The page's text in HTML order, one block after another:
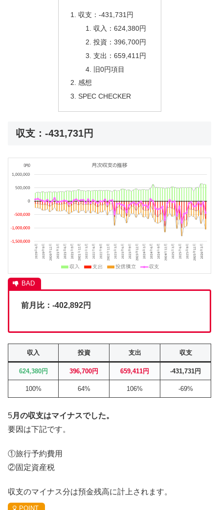
収支：-431,731円
収入：624,380円
投資：396,700円
支出：659,411円
旧0円項目
感想
SPEC CHECKER
収支：-431,731円
前月比：-402,892円
収入 投資 支出 収支
624,380円 396,700円 659,411円 -431,731円
100% 64% 106% -69%
5月の収支はマイナスでした。
要因は下記です。
①旅行予約費用
②固定資産税
収支のマイナス分は預金残高に計上されます。